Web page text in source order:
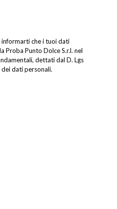
che i tuoi dati
Proba Punto Dolce S.r.l. nel
dettati dal D. Lgs
dati personali.